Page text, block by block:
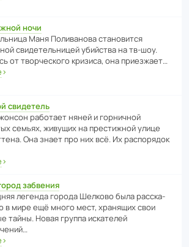
ночи
Маня Поли­ва­нова стано­вится
свиде­тель­ницей убийства на тв-шоу.
от твор­че­с­кого кризиса, она приезжает…
›
свидетель
рабо­тает няней и горни­чной
семьях, живущих на прес­ти­жной улице
Она знает про них всё. Их распо­рядок
›
забвения
легенда города Шелково была расска­
в мире ещё много мест, хранящих свои
тайны. Новая группа иска­телей
›